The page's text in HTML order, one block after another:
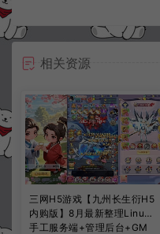
相关资源
三网H5游戏【九州长生衍H5
内购版】8月最新整理Linux
手工服务端+管理后台+GM